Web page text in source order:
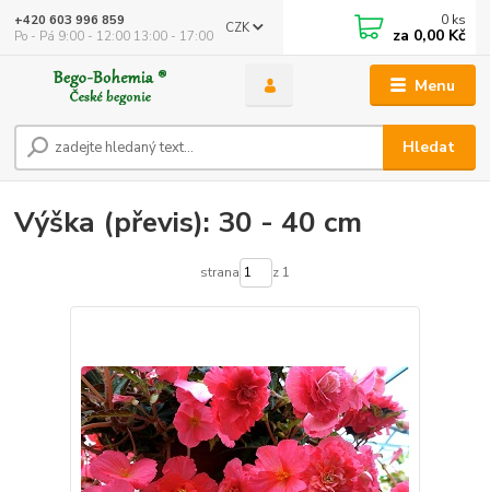
Menu
CZK
Hledat
+420 603 996 859
Po - Pá 9:00 - 12:00 13:00 - 17:00
0 ks
za 0,00 Kč
Výška (převis): 30 - 40 cm
strana z 1